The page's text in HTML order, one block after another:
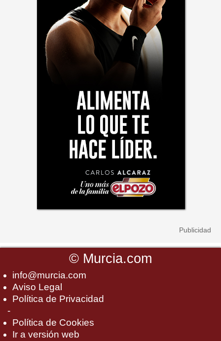
© Murcia.com
info@murcia.com
Aviso Legal
Política de Privacidad
-
Política de Cookies
Ir a versión web